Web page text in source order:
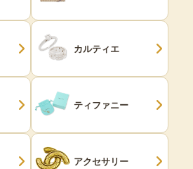
カルティエ
ティファニー
アクセサリー